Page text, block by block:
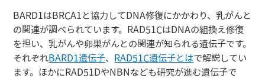
BARD1はBRCA1と協力してDNA修復にかかわり、乳がんと
の関連が調べられています。RAD51CはDNAの組換え修復
を担い、乳がんや卵巣がんとの関連が知られる遺伝子です。
それぞれBARD1遺伝子、 RAD51C遺伝子とはで解説してい
ます。ほかにRAD51DやNBNなども研究が進む遺伝子で